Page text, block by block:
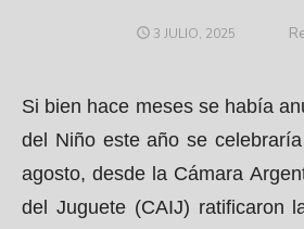
POSTED
3 JULIO, 2025
Si bien hace meses se había
del Niño este año se
agosto, desde la Cámara
del Juguete (CAIJ) ratificaron